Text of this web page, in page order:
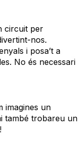
circuit per
nos.
i posa’t a
No és necessari
imagines un
també trobareu un